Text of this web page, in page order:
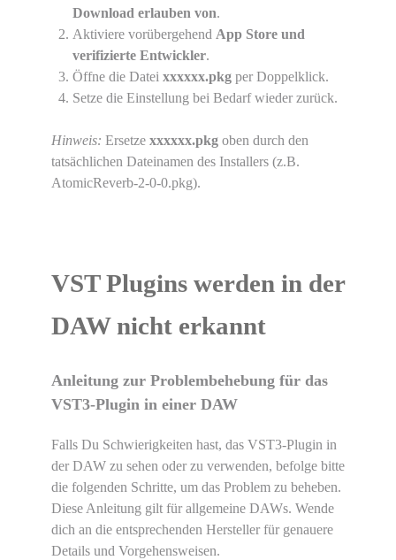
Download erlauben von.
Aktiviere vorübergehend App Store und
verifizierte Entwickler.
Öffne die Datei xxxxxx.pkg per Doppelklick.
Setze die Einstellung bei Bedarf wieder zurück.
Hinweis: Ersetze xxxxxx.pkg oben durch den
tatsächlichen Dateinamen des Installers (z.B.
AtomicReverb-2-0-0.pkg).
VST Plugins werden in der
DAW nicht erkannt
Anleitung zur Problembehebung für das
VST3-Plugin in einer DAW
Falls Du Schwierigkeiten hast, das VST3-Plugin in
der DAW zu sehen oder zu verwenden, befolge bitte
die folgenden Schritte, um das Problem zu beheben.
Diese Anleitung gilt für allgemeine DAWs. Wende
dich an die entsprechenden Hersteller für genauere
Details und Vorgehensweisen.